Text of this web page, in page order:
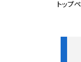
トップ